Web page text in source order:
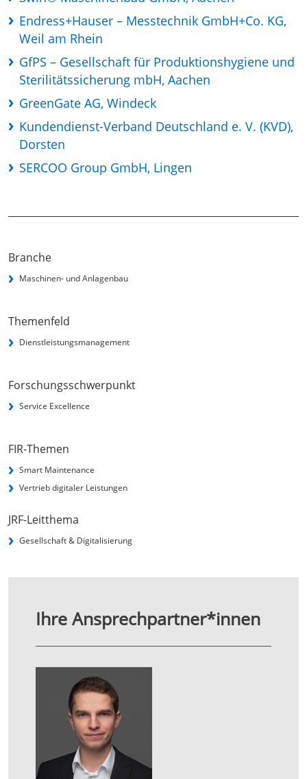
Endress+Hauser – Messtechnik GmbH+Co. KG,
Weil am Rhein
GfPS – Gesellschaft für Produktionshygiene und
Sterilitätssicherung mbH, Aachen
GreenGate AG, Windeck
Kundendienst-Verband Deutschland e. V. (KVD),
Dorsten
SERCOO Group GmbH, Lingen
Branche
Maschinen- und Anlagenbau
Themenfeld
Dienstleistungsmanagement
Forschungsschwerpunkt
Service Excellence
FIR-Themen
Smart Maintenance
Vertrieb digitaler Leistungen
JRF-Leitthema
Gesellschaft & Digitalisierung
Ihre Ansprechpartner*innen